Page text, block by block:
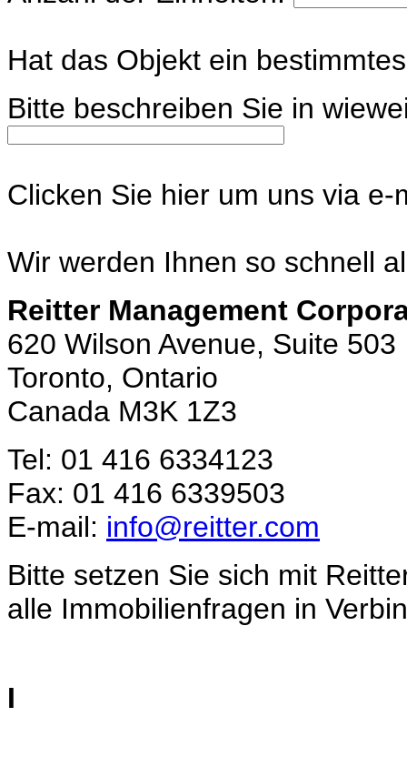
Hat das Objekt ein
Bitte beschreiben Sie in
Clicken Sie hier um uns via
Wir werden Ihnen so schnell
Reitter Management
620 Wilson Avenue, Suite 503
Toronto, Ontario
Canada M3K 1Z3
Tel: 01 416 6334123
Fax: 01 416 6339503
E-mail: info@reitter.com
Bitte setzen Sie sich mit
alle Immobilienfragen in
I